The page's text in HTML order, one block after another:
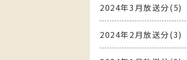
2024年3月放送分(5)
2024年2月放送分(3)